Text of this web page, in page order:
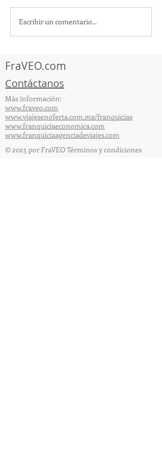
TourTravelynByFraveo
participó en la
Escribir un comentario...
FraVEO.com
Contáctanos
Más información:
www.fraveo.com
www.viajesenoferta.com.mx/franquicias
www.franquiciaeconomica.com
www.franquiciaagenciadeviajes.com
© 2025 por FraVEO Términos y condiciones